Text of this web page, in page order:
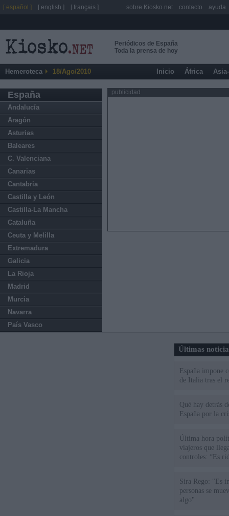
Periódicos de España
Toda la prensa de hoy
Hemeroteca 18/Ago/2010 Inicio África
España
Andalucía
Aragón
Asturias
Baleares
C. Valenciana
Canarias
Cantabria
Castilla y León
Castilla-La Mancha
Cataluña
Ceuta y Melilla
Extremadura
Galicia
La Rioja
Madrid
Murcia
Navarra
País Vasco
publicidad
Últimas
España impone
de Italia tras el
Qué hay detrás
España por la
Última hora
viajeros que
controles: “Es
Sira Rego: "Es
personas se
algo"
[ español ] [ english ] [ français ] sobre Kiosko.net contacto ayuda